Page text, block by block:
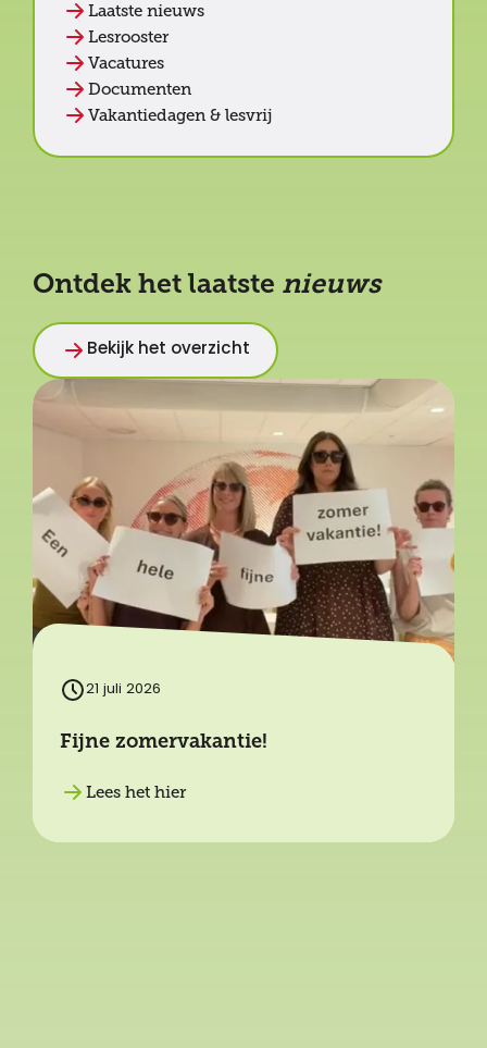
Laatste nieuws
Lesrooster
Vacatures
Documenten
Vakantiedagen & lesvrij
Ontdek het laatste nieuws
Bekijk het overzicht
21 juli 2026
Fijne zomervakantie!
Lees het hier